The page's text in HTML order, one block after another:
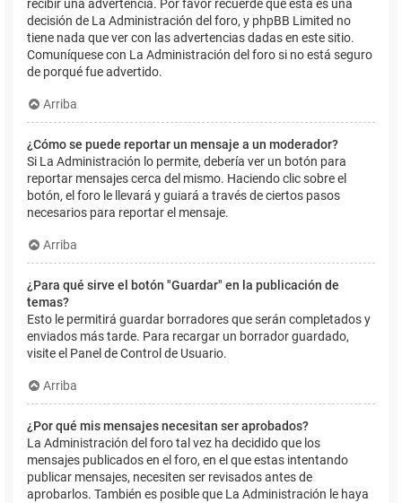
recibir una advertencia. Por favor recuerde que esta es una
decisión de La Administración del foro, y phpBB Limited no
tiene nada que ver con las advertencias dadas en este sitio.
Comuníquese con La Administración del foro si no está seguro
de porqué fue advertido.
Arriba
¿Cómo se puede reportar un mensaje a un moderador?
Si La Administración lo permite, debería ver un botón para
reportar mensajes cerca del mismo. Haciendo clic sobre el
botón, el foro le llevará y guiará a través de ciertos pasos
necesarios para reportar el mensaje.
Arriba
¿Para qué sirve el botón "Guardar" en la publicación de
temas?
Esto le permitirá guardar borradores que serán completados y
enviados más tarde. Para recargar un borrador guardado,
visite el Panel de Control de Usuario.
Arriba
¿Por qué mis mensajes necesitan ser aprobados?
La Administración del foro tal vez ha decidido que los
mensajes publicados en el foro, en el que estas intentando
publicar mensajes, necesiten ser revisados antes de
aprobarlos. También es posible que La Administración le haya